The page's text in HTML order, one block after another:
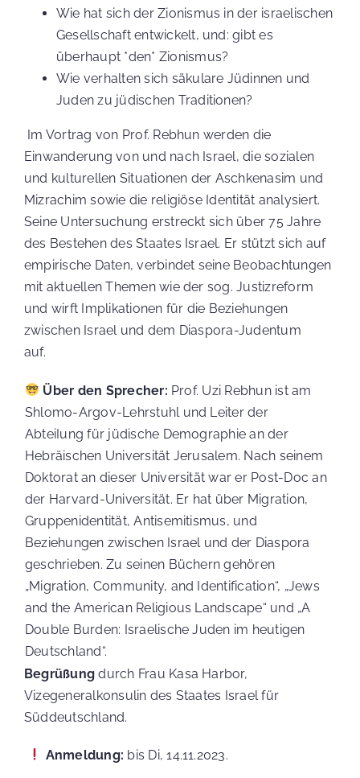
Wie hat sich der Zionismus in der israelischen
Gesellschaft entwickelt, und: gibt es
überhaupt *den* Zionismus?
Wie verhalten sich säkulare Jüdinnen und
Juden zu jüdischen Traditionen?
Im Vortrag von Prof. Rebhun werden die
Einwanderung von und nach Israel, die sozialen
und kulturellen Situationen der Aschkenasim und
Mizrachim sowie die religiöse Identität analysiert.
Seine Untersuchung erstreckt sich über 75 Jahre
des Bestehen des Staates Israel. Er stützt sich auf
empirische Daten, verbindet seine Beobachtungen
mit aktuellen Themen wie der sog. Justizreform
und wirft Implikationen für die Beziehungen
zwischen Israel und dem Diaspora-Judentum
auf.
Über den Sprecher: Prof. Uzi Rebhun ist am
Shlomo-Argov-Lehrstuhl und Leiter der
AbteiIung für jüdische Demographie an der
Hebräischen Universität Jerusalem. Nach seinem
Doktorat an dieser Universität war er Post-Doc an
der Harvard-Universität. Er hat über Migration,
Gruppenidentität, Antisemitismus, und
Beziehungen zwischen Israel und der Diaspora
geschrieben. Zu seinen Büchern gehören
„Migration, Community, and Identification“, „Jews
and the American Religious Landscape“ und „A
Double Burden: Israelische Juden im heutigen
Deutschland“.
Begrüßung durch Frau Kasa Harbor,
Vizegeneralkonsulin des Staates Israel für
Süddeutschland.
Anmeldung: bis Di, 14.11.2023.